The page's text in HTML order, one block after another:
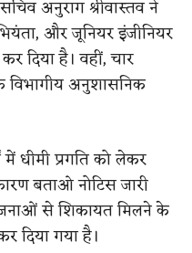
अनुराग श्रीवास्तव ने
और जूनियर इंजीनियर
दिया है। वहीं, चार
अनुशासनिक
धीमी प्रगति को लेकर
बताओ नोटिस जारी
से शिकायत मिलने के
दिया गया है।